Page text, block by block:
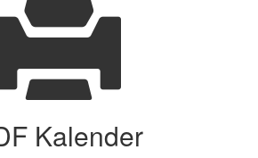
Kalender